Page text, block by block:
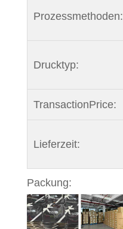
Prozessmethoden:
Drucktyp:
TransactionPrice:
Lieferzeit:
Packung: